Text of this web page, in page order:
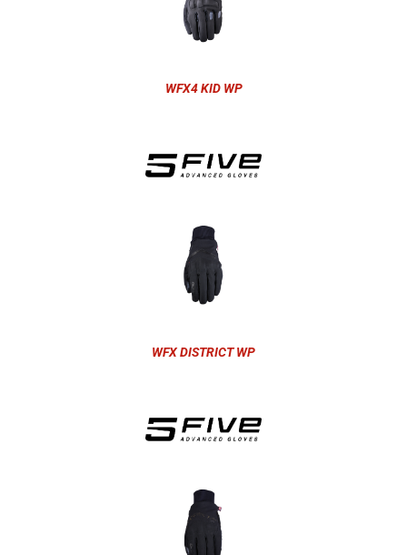
WFX4 KID WP
WFX DISTRICT WP